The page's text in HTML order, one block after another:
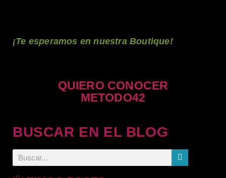
¡Te esperamos en nuestra Boutique!
QUIERO CONOCER
METODO42
BUSCAR EN EL BLOG